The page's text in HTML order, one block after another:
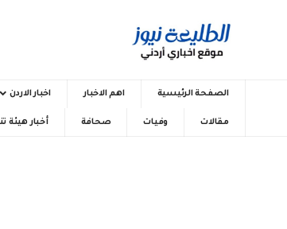
الصفحة الرئيسية اهم الاخبار اخبار الاردن
مقالات وفيات صحافة أخبار